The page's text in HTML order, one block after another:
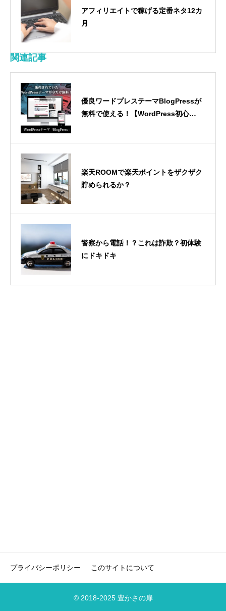
アフィリエイトで稼げる定番ネタ12カ
月
関連記事
優良ワードプレステーマBlogPressが
無料で使える！【WordPress初心者
楽天ROOMで楽天ポイントをザクザク
貯められるか？
警察から電話！？これは詐欺？初体験
にドキドキ
プライバシーポリシー このサイトについて
© 2018-2025 豊かさの扉